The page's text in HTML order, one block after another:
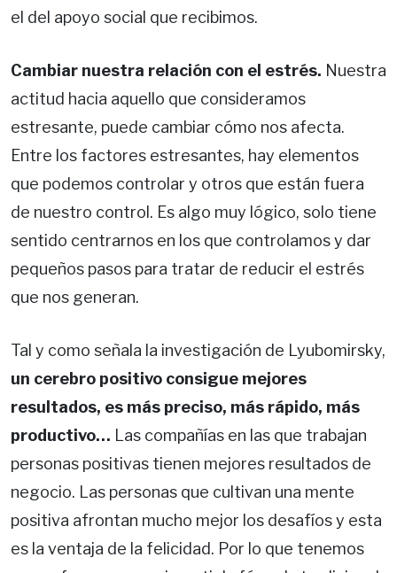
el del apoyo social que recibimos.
Cambiar nuestra relación con el estrés. Nuestra
actitud hacia aquello que consideramos
estresante, puede cambiar cómo nos afecta.
Entre los factores estresantes, hay elementos
que podemos controlar y otros que están fuera
de nuestro control. Es algo muy lógico, solo tiene
sentido centrarnos en los que controlamos y dar
pequeños pasos para tratar de reducir el estrés
que nos generan.
Tal y como señala la investigación de Lyubomirsky,
un cerebro positivo consigue mejores
resultados, es más preciso, más rápido, más
productivo… Las compañías en las que trabajan
personas positivas tienen mejores resultados de
negocio. Las personas que cultivan una mente
positiva afrontan mucho mejor los desafíos y esta
es la ventaja de la felicidad. Por lo que tenemos